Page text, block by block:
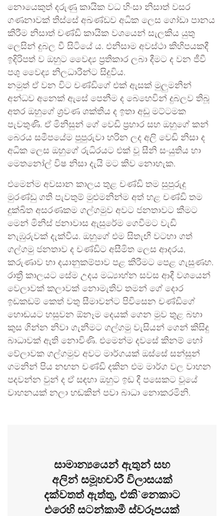
නොයෙකුත් දරුණු කායික වධ හිංසා නිසාත් වසර
ගණනාවක් තිස්සේ අඛණ්ඩව අධික ලෙස ගෝඩා පානය
කිරීම නිසාත් චණ්ඩි කායික වශයෙන් සැලකිය යුතු
ලෙසින් දුබල වී සිටියේ ය. එනිසාම අවස්ථා කිහිපයකදී
ඉදිරිපත් ව ඔහුට වෛද්‍ය ප්‍රතිකාර ලබා දීමට ද වන ජීවී
පශු වෛද්‍ය නිලධාරීන්ට සිදුවිය.
නමුත් ඒ වන විට චණ්ඩිගේ එක් ඇසක් මුලුමනින්
අන්ධව අනෙක් ඇසේ පෙනීම ද බෙහෙවින් දුබලව තිබූ
අතර ඔහුගේ ශ්‍රවණ ශක්තිය ද ඉතා අඩු මට්ටමක
පැවතුණි. ඒ මිනිසුන් ගේ වෙඩි ප්‍රහාර සහ ඔහුගේ කන්
බෙරය සමීපයේම පුපුරුවා හරින ලද අලි වෙඩි නිසා ද
අධික ලෙස ඔහුගේ රුධිරයට එක් වූ සීනි සංයුතිය හා
මෙතනෝල් විෂ නිසා දැයි මට කිව නොහැක.
එමෙන්ම අවසාන කාලය තුළ චණ්ඩි තම සුපුරුදු
මුරණ්ඩු ගති පැවතුම් මුළුමනින්ම අත් හළ චණ්ඩි තම
දුක්ඛිත අසරණකම ගල්ගමුව අවට ජනතාවට කීමට
මෙන් මිනිස් ජනාවාස ඇසුරේම ගෙවීමට වැඩි
නැඹුරුවක් දැක්වීය. ඔහුගේ එම සිතැඟි වටහා ගත්
ගල්ගමු ජනතාව ද චණ්ඩිට අසීමිත ලෙස ආදරය,
කරුණාව හා දයානුකම්පාව පළ කිරීමට පෙළ ගැසුණහ.
රාත්‍රී කාලයට සේම උදය මධ්‍යාහ්න සවස ආදී වශයෙන්
වෙලාවක් කලාවක් නොමැතිව තමන් ගේ දොර
ඉඩකඩම් කෙත් වතු සීමාවන්ට පිවිසෙන චණ්ඩිගේ
හොඬයට හසුවන ඕනෑම දෙයක් ගෙන මුව තුළ බහා
කුස ගින්න නිවා ගැනීමට ගල්ගමු වැසියන් ගෙන් කිසිදු
බාධාවක් ඇති නොවිණි. එමෙන්ම දවසේ කිනම් හෝ
වේලාවක ගල්ගමුව අවට මාර්ගයක් ඔස්සේ සන්සුන්
ගමනින් පිය නඟන චණ්ඩි දකින එම මාර්ග වල වාහන
පදවන්න වුන් ද ඒ සඳහා ඔහුට ඉඩ දී පසෙකට වූයේ
වාහනයක් නලා හඬකින් පවා බාධා නොකරමිනි.
සාමාන්‍යයෙන් ඇතුන් සහ
අලින් සමූහචාරී විලාසයක්
දක්වතත් ඇත්තු, එකි`නෙකාට
එරෙහි සටන්කාමී ස්වරූපයක්